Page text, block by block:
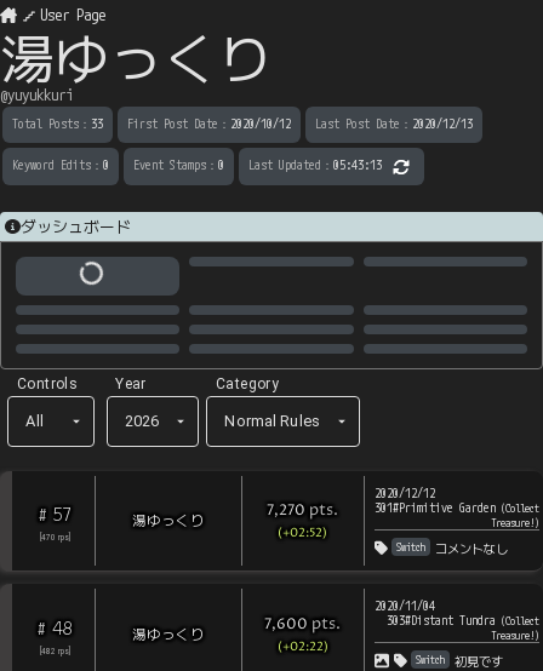
User Page
湯ゆっくり
@yuyukkuri
Total Posts ： 33 First Post Date ： 2020/10/12 Last Post Date ： 2020/12/13
Keyword Edits ： 0 Event Stamps ： 0 Last Updated ： 05:43:13
ダッシュボード
Controls
All
Year
2026
Category
Normal Rules
# 57
[470 rps
湯ゆっくり 7,270 pts.
(+02:52)
2020/12/12
301#Primitive Garden(Collect
Treasure!)
Switch
コメントなし
# 48
[482 rps
湯ゆっくり 7,600 pts.
(+02:22)
2020/11/04
303#Distant Tundra (Collect
Treasure!)
Switch
初見です